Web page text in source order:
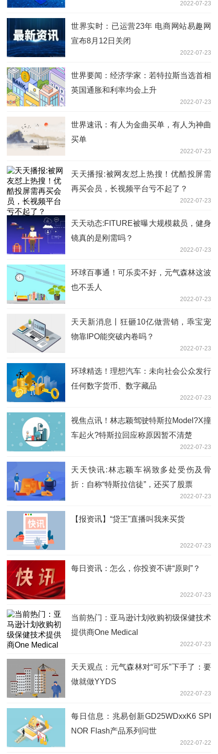
2022-07-23
世界实时：已运营23年 电商网站易趣网
宣布8月12日关闭
2022-07-23
世界要闻：经济学家：若特拉斯当选首相
英国通胀和利率均会上升
2022-07-23
世界速讯：有人为金曲买单，有人为神曲
买单
2022-07-23
天天播报:被网友怼上热搜！优酷投屏需
再买会员，长视频平台亏不起了？
2022-07-23
天天动态:FITURE被曝大规模裁员，健身
镜真的是刚需吗？
2022-07-23
环球百事通！可乐卖不好，元气森林这波
也不丢人
2022-07-23
天天新消息丨狂砸10亿做营销，乖宝宠
物靠IPO能突破内卷吗？
2022-07-23
环球精选！理想汽车：未向社会公众发行
任何数字货币、数字藏品
2022-07-23
视焦点讯！林志颖驾驶特斯拉Model?X撞
车起火?特斯拉回应称原因暂不清楚
2022-07-23
天天快讯:林志颖车祸致多处受伤及骨
折：自称“特斯拉信徒”，还买了股票
2022-07-23
【报资讯】“贷王”直播叫我来买货
2022-07-23
每日资讯：怎么，你投资不讲“原则”？
2022-07-23
当前热门：亚马逊计划收购初级保健技术
提供商One Medical
2022-07-23
天天观点：元气森林对“可乐”下手了：要
做就做YYDS
2022-07-23
每日信息：兆易创新GD25WDxxK6 SPI
NOR Flash产品系列问世
2022-07-22